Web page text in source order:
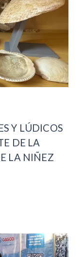
Y LÚDICOS
DE LA
LA NIÑEZ